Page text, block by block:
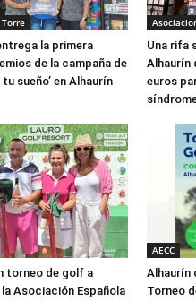
la primera
de la campaña de
tu sueño’ en Alhaurín
Una rifa
Alhaurín
euros
torneo de golf a
Asociación Española
AECC
Alhaurín
Torneo